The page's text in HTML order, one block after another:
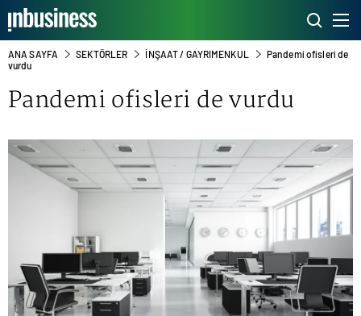
ANA SAYFA SEKTÖRLER İNŞAAT / GAYRIMENKUL
Pandemi ofisleri de
vurdu
Pandemi ofisleri de vurdu